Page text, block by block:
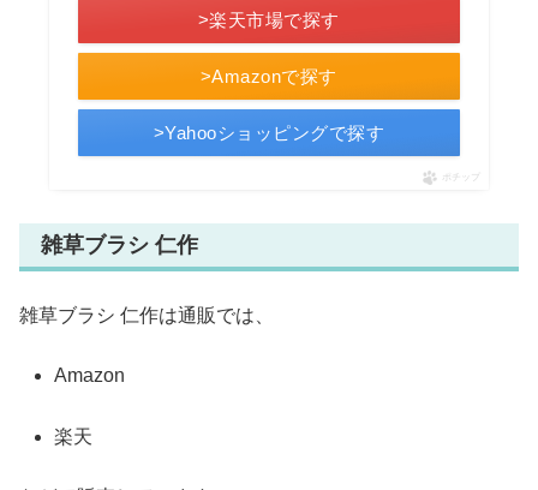
>Amazonで探す
>楽天市場で探す
>Yahooショッピングで探す
ポチップ
雑草ブラシ 仁作
雑草ブラシ 仁作は通販では、
Amazon
楽天